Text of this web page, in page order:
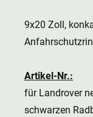
9x20 Zoll,
Artikel-Nr.:
für Landrover
schwarzen